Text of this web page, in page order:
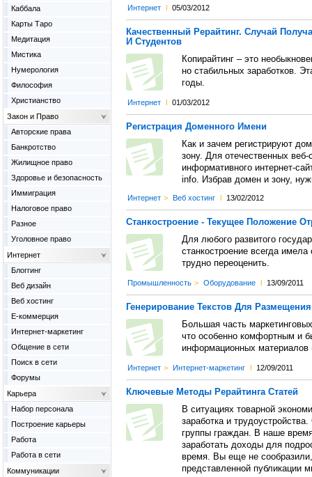
Интернет l 05/03/2012
Качественный Рерайтинг. Случай
И Студентов
Копирайтинг – это
но стабильных заработков.
годы.
Интернет l 01/03/2012
Регистрация Доменного Имени
Как и зачем регистрируют
зону. Для отечественных
информативного интернет-
info. Избрав домен и зону,
Интернет > Веб хостинг l 13/02/2012
Станкостроение - Текущее Положение
Для любого развитого
станкостроение всегда
трудно переоценить.
Промышленность > Оборудование l 13/09/2011
Генерирование Текстов Для Размещения
Большая часть
что особенно комфортным и
информационных материалов
Интернет > Интернет-маркетинг l 12/09/2011
Ключевые Методы Рерайтинга Статей
В ситуациях товарной
заработка и
группы граждан. В наше
заработать доходы для
время. Вы еще не
представленной публикации
Каббала
Карты Таро
Медитация
Мистика
Нумерология
Философия
Христианство
Закон и Право
Авторские права
Банкротство
Жилищное право
Здоровье и безопасность
Иммиграция
Налоговое право
Разное
Уголовное право
Интернет
Блоггинг
Веб дизайн
Веб хостинг
Е-коммерция
Интернет-маркетинг
Общение в сети
Поиск в сети
Форумы
Карьера
Набор персонала
Построение карьеры
Работа
Работа в сети
Коммуникации